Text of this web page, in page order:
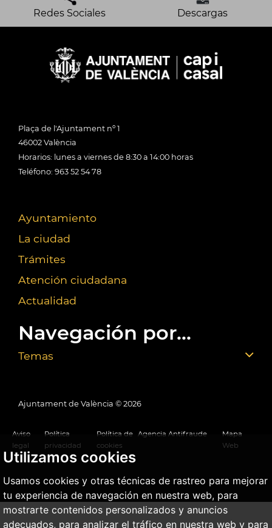
Utilizamos cookies
Usamos cookies y otras técnicas de rastreo para mejorar
tu experiencia de navegación en nuestra web, para
mostrarte contenidos personalizados y anuncios
adecuados, para analizar el tráfico en nuestra web y para
Redes Sociales Descargas
Plaça de l'Ajuntament nº 1
46002 València
Horarios: lunes a viernes de 8:30 a 14:00 horas
Teléfono: 963 52 54 78
Ayuntamiento
La ciudad
Trámites
Atención ciudadana
Actualidad
Navegación por...
Temas
Ajuntament de València © 2026
Aviso
legal
Política
privacidad
Política de
cookies
Agencia Antifraude
Mapa
Web